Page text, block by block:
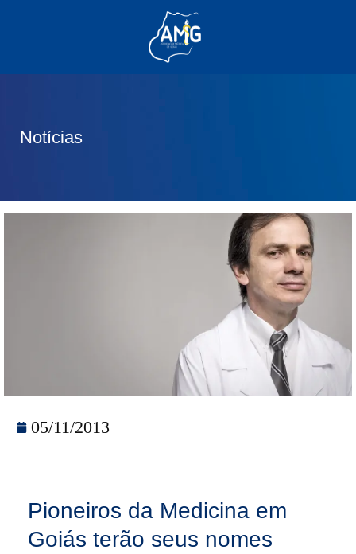
Notícias
05/11/2013
Pioneiros da Medicina em
Goiás terão seus nomes